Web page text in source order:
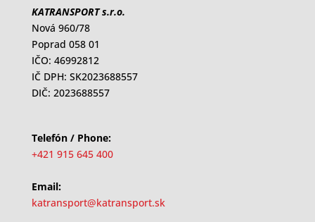
KATRANSPORT s.r.o.
Nová 960/78
Poprad 058 01
IČO: 46992812
IČ DPH: SK2023688557
DIČ: 2023688557
Telefón / Phone:
+421 915 645 400
Email:
katransport@katransport.sk